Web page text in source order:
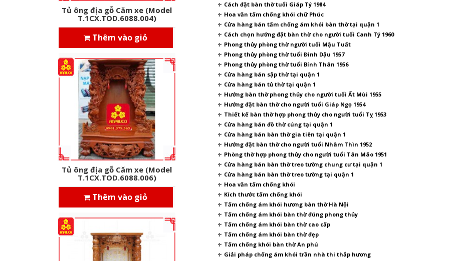
Tủ ông địa gỗ Căm xe (Model
T.1CX.TOD.6088.004)
Thêm vào giỏ
Tủ ông địa gỗ Căm xe (Model
T.1CX.TOD.6088.006)
Thêm vào giỏ
Cách đặt bàn thờ tuổi Giáp Tý 1984
Hoa văn tấm chống khói chữ Phúc
Cửa hàng bán tấm chống ám khói bàn thờ tại quận 1
Cách chọn hướng đặt bàn thờ cho người tuổi Canh Tý 1960
Phong thủy phòng thờ người tuổi Mậu Tuất
Phong thủy phòng thờ tuổi Đinh Dậu 1957
Phong thủy phòng thờ tuổi Bính Thân 1956
Cửa hàng bán sập thờ tại quận 1
Cửa hàng bán tủ thờ tại quận 1
Hướng bàn thờ phong thủy cho người tuổi Ất Mùi 1955
Hướng đặt bàn thờ cho người tuổi Giáp Ngọ 1954
Thiết kế bàn thờ hợp phong thủy cho người tuổi Tỵ 1953
Cửa hàng bán đồ thờ cúng tại quận 1
Cửa hàng bán bàn thờ gia tiên tại quận 1
Hướng đặt bàn thờ cho người tuổi Nhâm Thìn 1952
Phòng thờ hợp phong thủy cho người tuổi Tân Mão 1951
Cửa hàng bán bàn thờ treo tường chung cư tại quận 1
Cửa hàng bán bàn thờ treo tường tại quận 1
Hoa văn tấm chống khói
Kích thước tấm chống khói
Tấm chống ám khói hương bàn thờ Hà Nội
Tấm chống ám khói bàn thờ đúng phong thủy
Tấm chống ám khói bàn thờ cao cấp
Tấm chống ám khói bàn thờ đẹp
Tấm chống khói bàn thờ An phú
Giải pháp chống ám khói trần nhà thi thắp hương